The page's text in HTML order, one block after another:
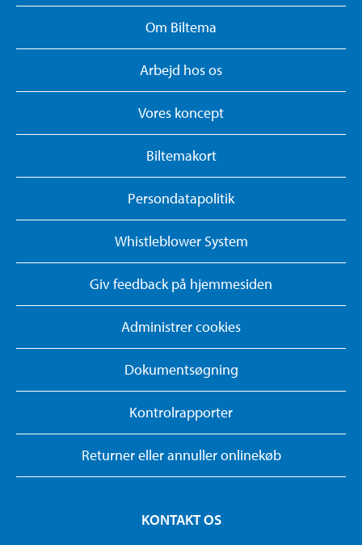
Om Biltema
Arbejd hos os
Vores koncept
Biltemakort
Persondatapolitik
Whistleblower System
Giv feedback på hjemmesiden
Administrer cookies
Dokumentsøgning
Kontrolrapporter
Returner eller annuller onlinekøb
KONTAKT OS